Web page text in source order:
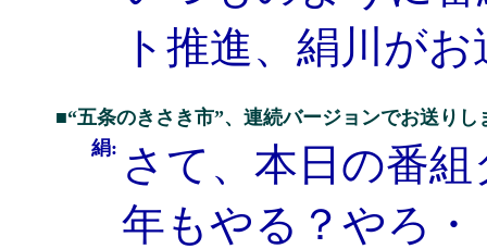
ト推進、絹川が
■“五条のきさき市”、連続バージョンでお送りし
絹: さて、本日の番
年もやる？やろ